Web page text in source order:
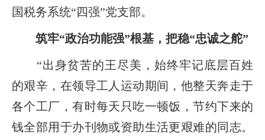
国税务系统“四强”党支部。
筑牢“政治功能强”根基，把稳“忠诚之舵”
“出身贫苦的王尽美，始终牢记底层百姓
的艰辛，在领导工人运动期间，他整天奔走于
各个工厂，有时每天只吃一顿饭，节约下来的
钱全部用于办刊物或资助生活更艰难的同志。